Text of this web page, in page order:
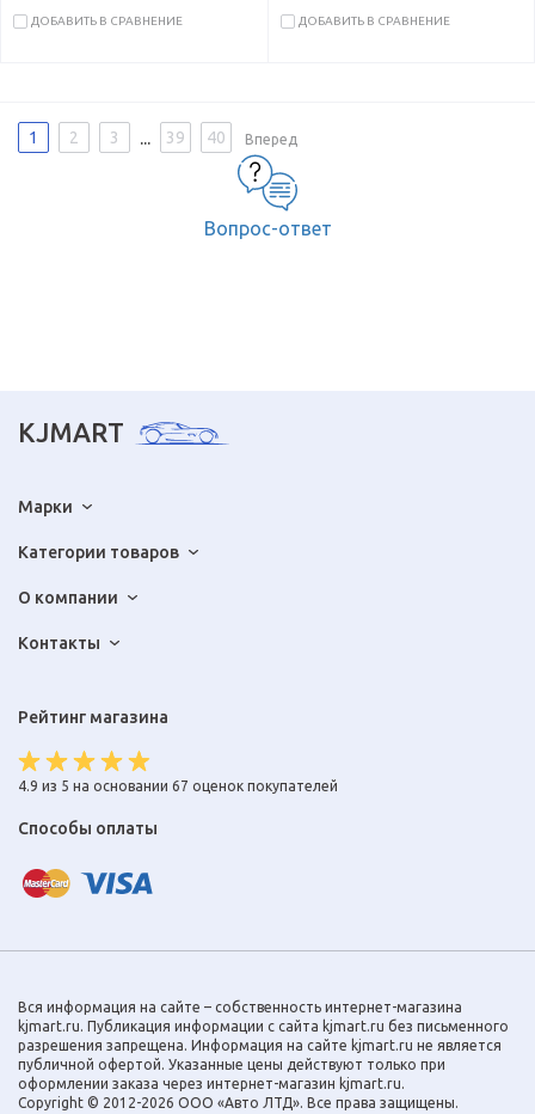
ДОБАВИТЬ В СРАВНЕНИЕ ДОБАВИТЬ В СРАВНЕНИЕ
1 2 3 ... 39 40 Вперед
Вопрос-ответ
KJMART
Марки
Категории товаров
О компании
Контакты
Рейтинг магазина
4.9 из 5 на основании 67 оценок покупателей
Способы оплаты
Вся информация на сайте – собственность интернет-магазина
kjmart.ru. Публикация информации с сайта kjmart.ru без письменного
разрешения запрещена. Информация на сайте kjmart.ru не является
публичной офертой. Указанные цены действуют только при
оформлении заказа через интернет-магазин kjmart.ru.
Copyright © 2012-2026 ООО «Авто ЛТД». Все права защищены.